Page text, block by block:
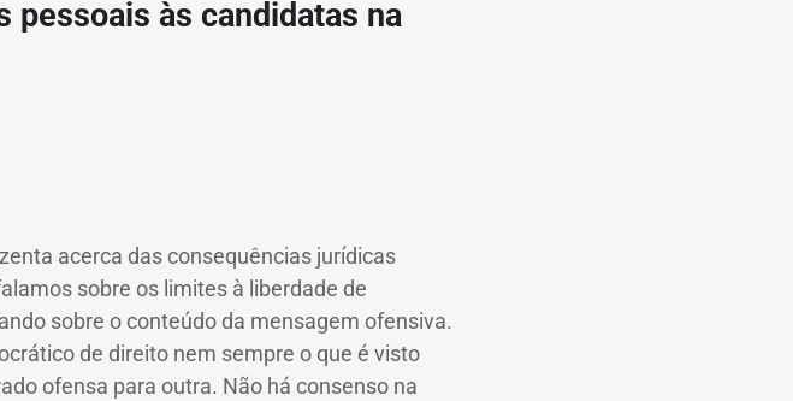
pessoais às candidatas na
acerca das consequências jurídicas
sobre os limites à liberdade de
sobre o conteúdo da mensagem ofensiva.
de direito nem sempre o que é visto
ofensa para outra. Não há consenso na